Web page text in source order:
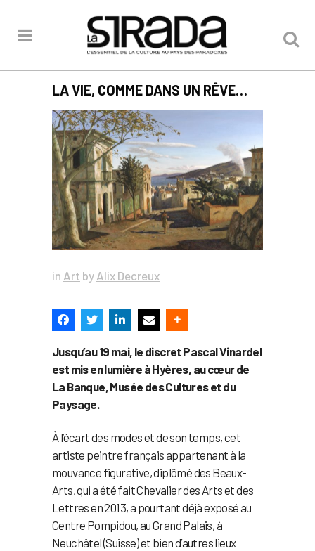
LA VIE, COMME DANS UN RÊVE…
in Art by Alix Decreux
Jusqu’au 19 mai, le discret Pascal Vinardel
est mis en lumière à Hyères, au cœur de
La Banque, Musée des Cultures et du
Paysage.
À l’écart des modes et de son temps, cet
artiste peintre français appartenant à la
mouvance figurative, diplômé des Beaux-
Arts, qui a été fait Chevalier des Arts et des
Lettres en 2013, a pourtant déjà exposé au
Centre Pompidou, au Grand Palais, à
Neuchâtel (Suisse) et bien d’autres lieux